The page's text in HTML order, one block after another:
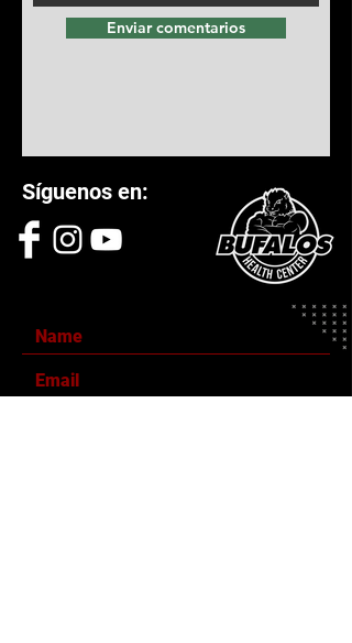
Enviar comentarios
Síguenos en: